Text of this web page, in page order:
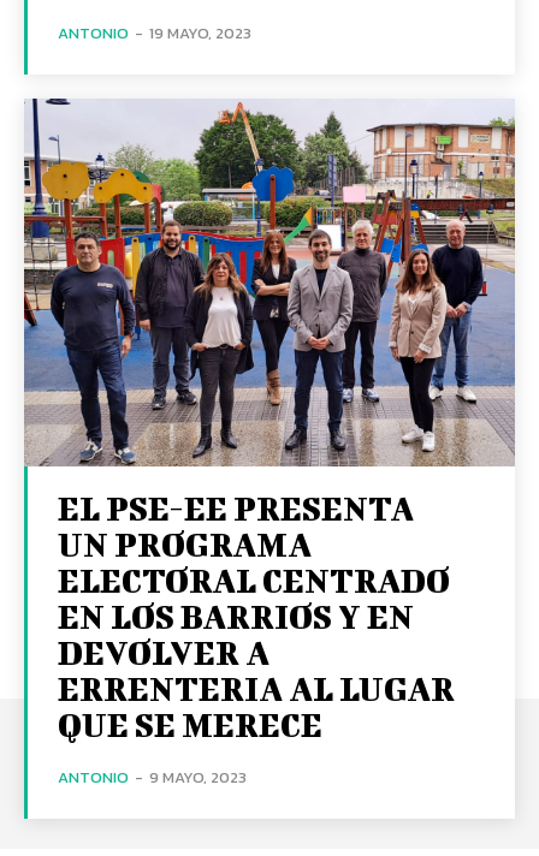
ANTONIO - 19 MAYO, 2023
EL PSE-EE PRESENTA
UN PROGRAMA
ELECTORAL CENTRADO
EN LOS BARRIOS Y EN
DEVOLVER A
ERRENTERIA AL LUGAR
QUE SE MERECE
ANTONIO - 9 MAYO, 2023